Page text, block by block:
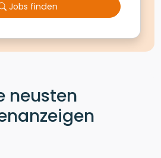
Jobs finden
neusten